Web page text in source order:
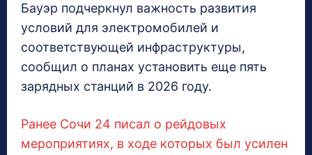
Бауэр подчеркнул важность развития
условий для электромобилей и
соответствующей инфраструктуры,
сообщил о планах установить еще пять
зарядных станций в 2026 году.
Ранее Сочи 24 писал о рейдовых
мероприятиях, в ходе которых был усилен